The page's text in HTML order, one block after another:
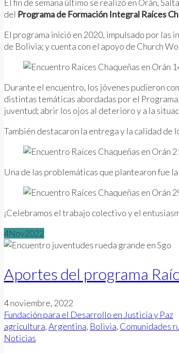
El fin de semana último se realizó en Orán,
del Programa de Formación Integral Raíces
El programa inició en 2020, impulsado por las
de Bolivia; y cuenta con el apoyo de Church
Durante el encuentro, los jóvenes pudieron
distintas temáticas abordadas por el
juventud; abrir los ojos al deterioro y a la
También destacaron la entrega y la calidad de
Una de las problemáticas que plantearon fue
¡Celebramos el trabajo colectivo y el
4Nov2022
Aportes del programa
4 noviembre, 2022
Fundación para el Desarrollo en Justicia y Paz
agricultura,Argentina, Bolivia, Comunidades
Noticias